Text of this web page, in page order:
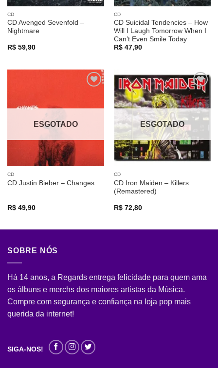
CD
CD Avenged Sevenfold –
Nightmare
R$59,90
CD
CD Suicidal Tendencies – How
Will I Laugh Tomorrow When I
Can’t Even Smile Today
R$47,90
ESGOTADO
CD
CD Justin Bieber – Changes
R$49,90
Adicionar
a lista de
desejos
ESGOTADO
CD
CD Iron Maiden – Killers
(Remastered)
R$72,80
SOBRE NÓS
Há 14 anos, a Regards entrega felicidade para quem ama
os álbuns e merchs dos maiores artistas da Música.
Compre com segurança e confiança na loja pop mais
querida da internet!
SIGA-NOS!